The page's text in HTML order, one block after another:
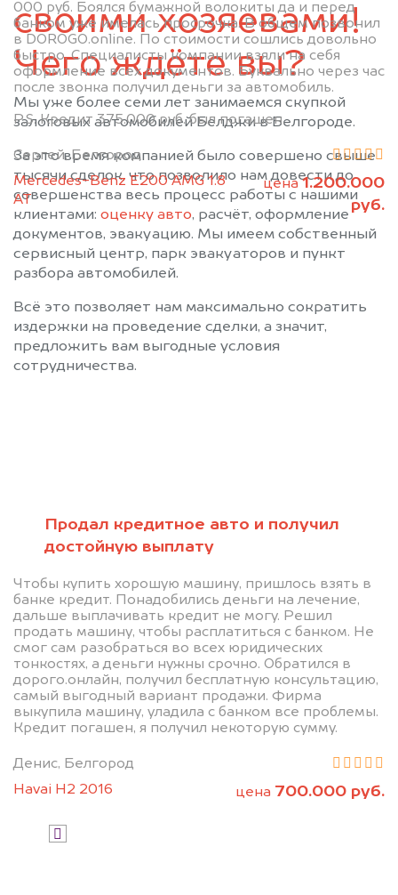
000 руб. Боялся бумажной волокиты да и перед
банком уже имелась просрочка. В общем позвонил
в DOROGO.online. По стоимости сошлись довольно
быстро. Специалисты компании взяли на себя
оформление всех документов. Буквально через час
после звонка получил деньги за автомобиль.
P.S. Кредит 375.000 руб. был погашен.
Сергей, Белгород
Mercedes-Benz E200 AMG 1.8
АТ
цена1.200.000
руб.
Продал кредитное авто и получил
достойную выплату
Чтобы купить хорошую машину, пришлось взять в
банке кредит. Понадобились деньги на лечение,
дальше выплачивать кредит не могу. Решил
продать машину, чтобы расплатиться с банком. Не
смог сам разобраться во всех юридических
тонкостях, а деньги нужны срочно. Обратился в
дорого.онлайн, получил бесплатную консультацию,
самый выгодный вариант продажи. Фирма
выкупила машину, уладила с банком все проблемы.
Кредит погашен, я получил некоторую сумму.
Денис, Белгород
Havai H2 2016
цена 700.000 руб.
своими хозяевами!
Чего ждёте вы?
Мы уже более семи лет занимаемся скупкой
залоговых автомобилей Белджи в Белгороде.
За это время компанией было совершено свыше
тысячи сделок, что позволило нам довести до
совершенства весь процесс работы с нашими
клиентами: оценку авто, расчёт, оформление
документов, эвакуацию. Мы имеем собственный
сервисный центр, парк эвакуаторов и пункт
разбора автомобилей.
Всё это позволяет нам максимально сократить
издержки на проведение сделки, а значит,
предложить вам выгодные условия
сотрудничества.
(472) 220-54-52
рассчитаем стоимость вашего
автомобиля.